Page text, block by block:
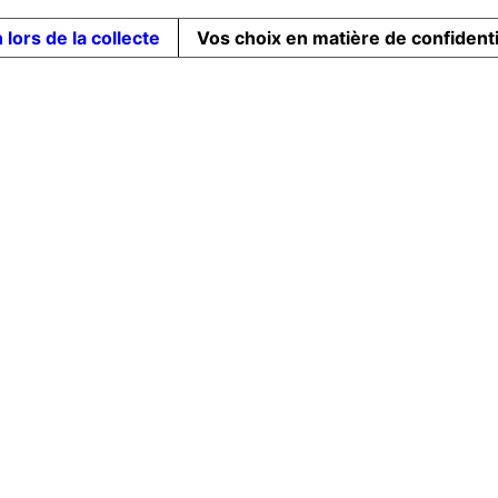
lors de la collecte Vos choix en matière de